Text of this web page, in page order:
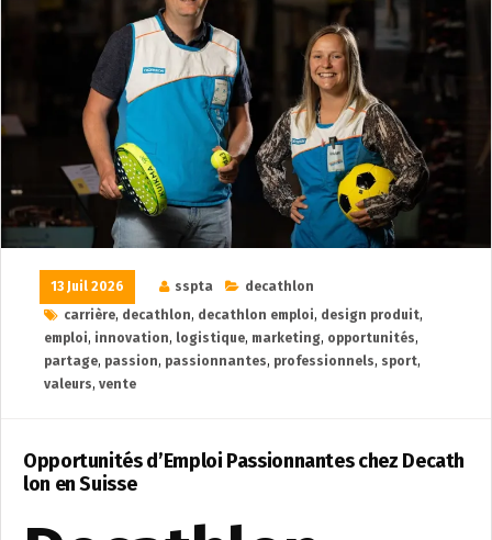
13 Juil 2026 sspta
decathlon
carrière, decathlon, decathlon emploi, design produit,
emploi, innovation, logistique, marketing, opportunités,
partage, passion, passionnantes, professionnels, sport,
valeurs, vente
Opportunités d’Emploi Passionnantes chez Decath
lon en Suisse